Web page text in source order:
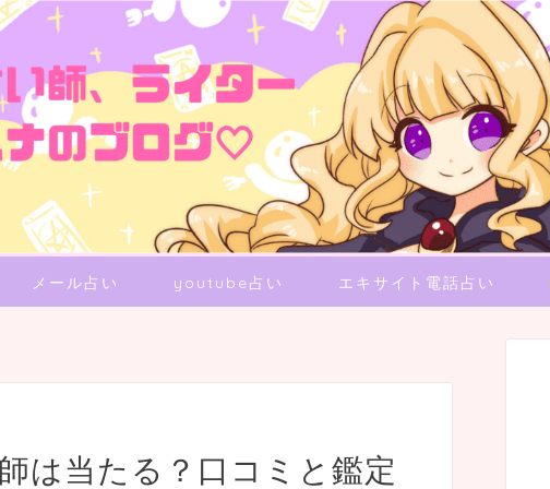
メール占い youtube占い エキサイト電話占い
は当たる？口コミと鑑定